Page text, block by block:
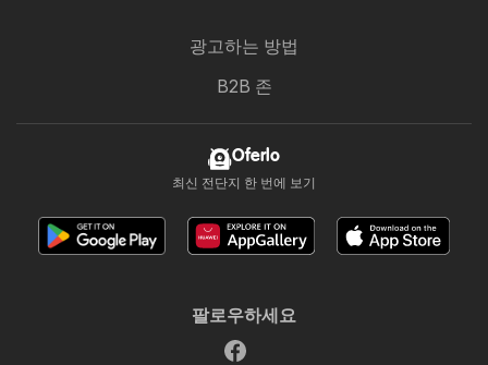
광고하는 방법
B2B 존
Oferlo
최신 전단지 한 번에 보기
팔로우하세요